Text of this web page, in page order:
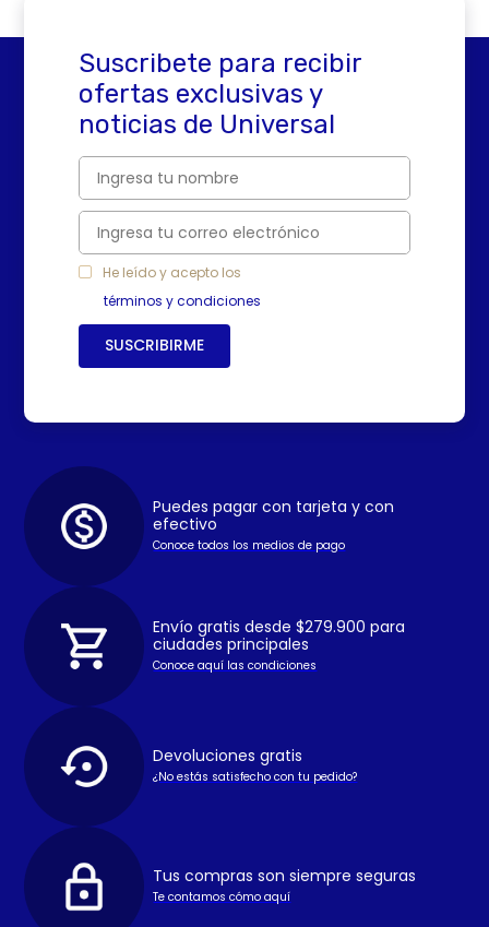
Suscribete para recibir
ofertas exclusivas y
noticias de Universal
He leído y acepto los
términos y condiciones
SUSCRIBIRME
Puedes pagar con tarjeta y con
efectivo
Conoce todos los medios de pago
Envío gratis desde $279.900 para
ciudades principales
Conoce aquí las condiciones
Devoluciones gratis
¿No estás satisfecho con tu pedido?
Tus compras son siempre seguras
Te contamos cómo aquí